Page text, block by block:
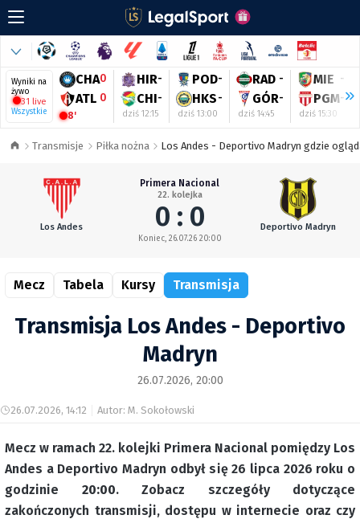
Wyniki na
żywo
31 live
Wszystkie
CHA0
ATL 0
8'
HIR-
CHI-
dziś 12:15
POD-
HKS-
dziś 13:00
RAD -
GÓR-
dziś 14:45
MIE -
PGM-
dziś 15:30
Transmisje Piłka nożna Los Andes - Deportivo Madryn gdzie
Los Andes
Primera Nacional
22. kolejka
0 : 0
Koniec, 26.07.26 20:00
Deportivo Madryn
Mecz Tabela Kursy Transmisja
Transmisja Los Andes - Deportivo
Madryn
26.07.2026, 20:00
26.07.2026, 14:12 Autor: M. Sokołowski
Mecz w ramach 22. kolejki Primera Nacional pomiędzy Los
Andes a Deportivo Madryn odbył się 26 lipca 2026 roku o
godzinie 20:00. Zobacz szczegóły dotyczące
zakończonych transmisji, dostępu w internecie oraz czy